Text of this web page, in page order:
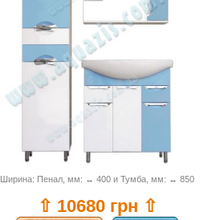
Ширина: Пенал, мм: ↔ 400 и Тумба, мм: ↔ 850
⇧ 10680 грн ⇧